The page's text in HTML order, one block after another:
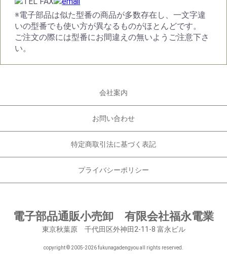
※電子部品は似た型番の商品が多数存在し、一文字違
いの型番でも使い方が異なるものがほとんどです。
ご注文の際には型番にお間違えの無いようご注意下さ
い。
会社案内
お問い合わせ
特定商取引法に基づく表記
プライバシーポリシー
電子部品通販小売卸 有限会社福永電業
東京秋葉原 千代田区外神田2-11-8 富永ビル
copyright © 2005-2026 fukunagadengyou all rights reserved.